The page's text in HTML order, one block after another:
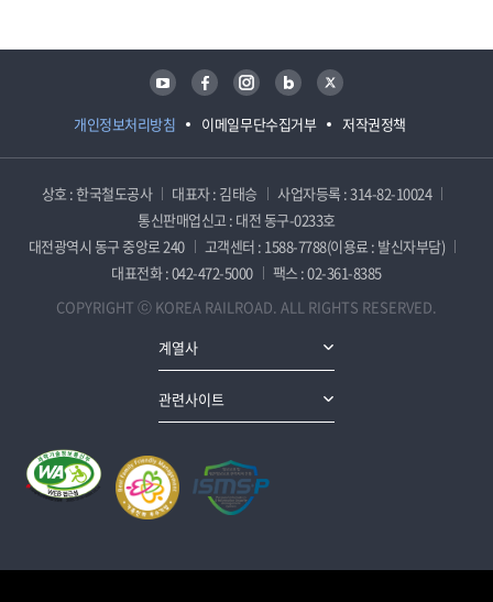
개인정보처리방침 이메일무단수집거부 저작권정책
유튜브 페이스북 인스타그램 블로그 트위터
상호 : 한국철도공사 대표자 : 김태승
사업자등록 : 314-82-10024
통신판매업신고 : 대전 동구-0233호
대전광역시 동구 중앙로 240
고객센터 : 1588-7788(이용료 : 발신자부담)
대표전화 : 042-472-5000
팩스 : 02-361-8385
COPYRIGHT ⓒ KOREA RAILROAD. ALL RIGHTS RESERVED.
계열사
관련사이트